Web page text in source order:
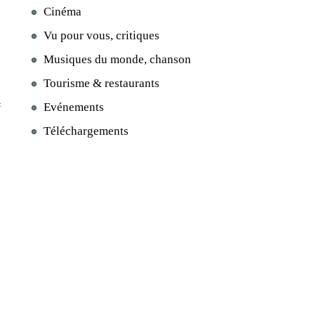
Cinéma
Vu pour vous, critiques
Musiques du monde, chanson
Tourisme & restaurants
Evénements
Téléchargements